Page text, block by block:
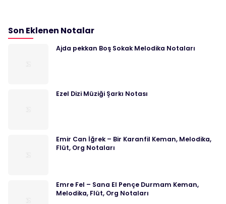
Son Eklenen Notalar
Ajda pekkan Boş Sokak Melodika Notaları
Ezel Dizi Müziği Şarkı Notası
Emir Can İğrek – Bir Karanfil Keman, Melodika,
Flüt, Org Notaları
Emre Fel – Sana El Pençe Durmam Keman,
Melodika, Flüt, Org Notaları